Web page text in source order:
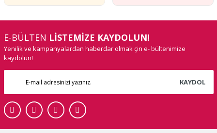
E-BÜLTEN LİSTEMİZE KAYDOLUN!
Yenilik ve kampanyalardan haberdar olmak çin e- bültenimize
kaydolun!
KAYDOL